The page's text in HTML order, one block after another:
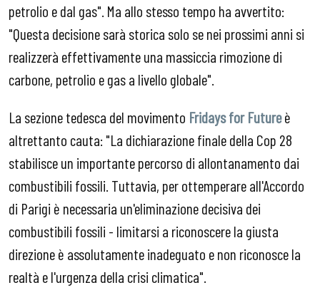
petrolio e dal gas". Ma allo stesso tempo ha avvertito:
"Questa decisione sarà storica solo se nei prossimi anni si
realizzerà effettivamente una massiccia rimozione di
carbone, petrolio e gas a livello globale".
La sezione tedesca del movimento Fridays for Futureè
altrettanto cauta: "La dichiarazione finale della Cop 28
stabilisce un importante percorso di allontanamento dai
combustibili fossili. Tuttavia, per ottemperare all'Accordo
di Parigi è necessaria un'eliminazione decisiva dei
combustibili fossili - limitarsi a riconoscere la giusta
direzione è assolutamente inadeguato e non riconosce la
realtà e l'urgenza della crisi climatica".